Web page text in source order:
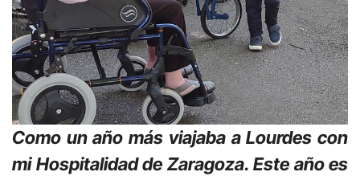
Como un año más viajaba a Lourdes con
mi Hospitalidad de Zaragoza. Este año es